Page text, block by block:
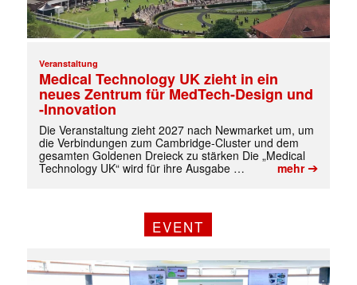
Veranstaltung
Medical Technology UK zieht in ein
neues Zentrum für MedTech-Design und
-Innovation
Die Veranstaltung zieht 2027 nach Newmarket um, um
die Verbindungen zum Cambridge-Cluster und dem
gesamten Goldenen Dreieck zu stärken Die „Medical
Technology UK“ wird für ihre Ausgabe …
mehr➔
EVENT